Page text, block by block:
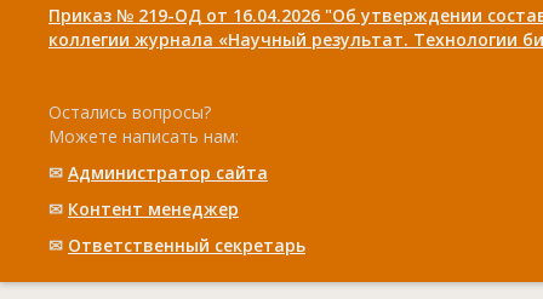
Приказ № 219-ОД от 16.04.2026 "Об утверждении
коллегии журнала «Научный результат. Технологии
Остались вопросы?
Можете написать нам:
✉ Администратор сайта
✉ Контент менеджер
✉ Ответственный cекретарь